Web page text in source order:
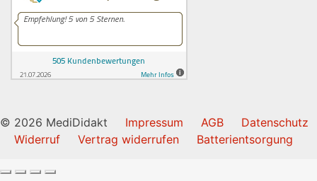
© 2026 MediDidakt Impressum AGB
Datenschutz
Widerruf
Vertrag widerrufen Batterientsorgung